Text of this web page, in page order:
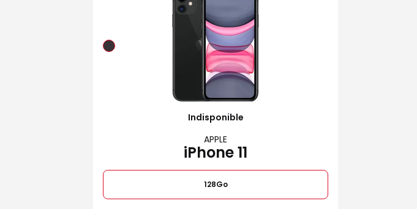
Indisponible
APPLE
iPhone 11
128Go